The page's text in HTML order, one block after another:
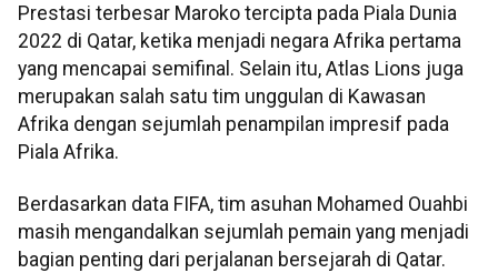
Prestasi terbesar Maroko tercipta pada Piala Dunia
2022 di Qatar, ketika menjadi negara Afrika pertama
yang mencapai semifinal. Selain itu, Atlas Lions juga
merupakan salah satu tim unggulan di Kawasan
Afrika dengan sejumlah penampilan impresif pada
Piala Afrika.
Berdasarkan data FIFA, tim asuhan Mohamed Ouahbi
masih mengandalkan sejumlah pemain yang menjadi
bagian penting dari perjalanan bersejarah di Qatar.